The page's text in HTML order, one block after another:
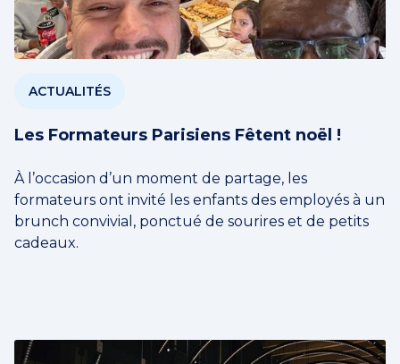
ACTUALITÉS
Les Formateurs Parisiens Fêtent noël !
À l’occasion d’un moment de partage, les
formateurs ont invité les enfants des employés à un
brunch convivial, ponctué de sourires et de petits
cadeaux.